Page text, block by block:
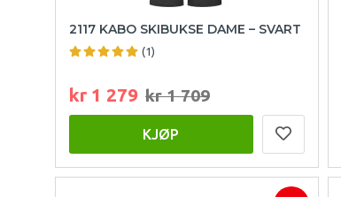
2117 KABO SKIBUKSE DAME – SVART
(1)
kr 1 279 kr 1 709
KJØP